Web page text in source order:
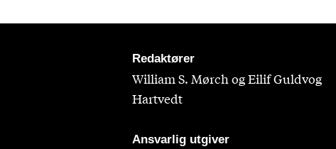
Redaktører
William S. Mørch og Eilif Guldvog
Hartvedt
Ansvarlig utgiver